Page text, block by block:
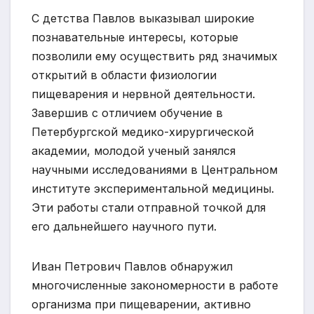
С детства Павлов выказывал широкие
познавательные интересы, которые
позволили ему осуществить ряд значимых
открытий в области физиологии
пищеварения и нервной деятельности.
Завершив с отличием обучение в
Петербургской медико-хирургической
академии, молодой ученый занялся
научными исследованиями в Центральном
институте экспериментальной медицины.
Эти работы стали отправной точкой для
его дальнейшего научного пути.
Иван Петрович Павлов обнаружил
многочисленные закономерности в работе
организма при пищеварении, активно